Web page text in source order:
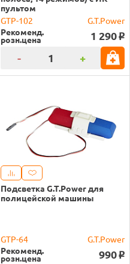
пультом
GTP-102
G.T.Power
Рекоменд.
розн.цена 1 290 o
- +
Подсветка G.T.Power для
полицейской машины
GTP-64
G.T.Power
Рекоменд.
розн.цена 990 o